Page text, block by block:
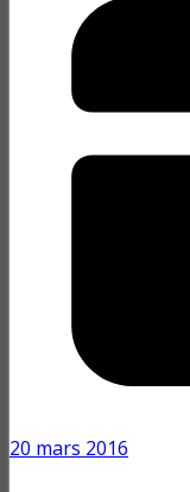
20 mars 2016